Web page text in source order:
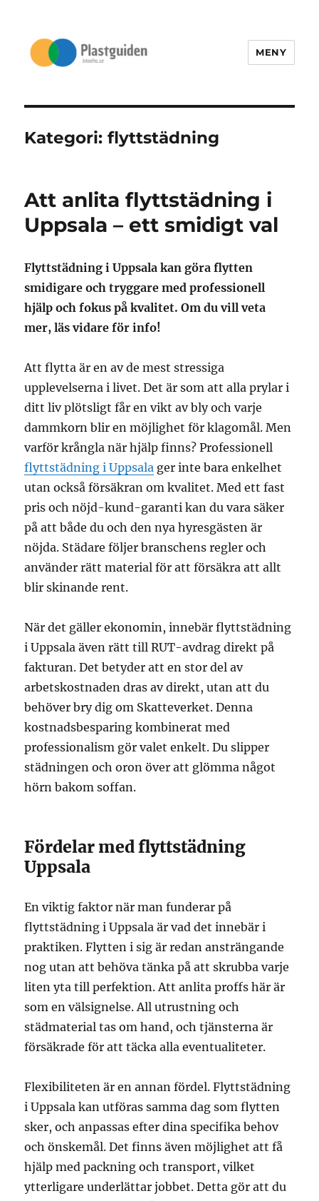
MENY
Kategori:flyttstädning
Att anlita flyttstädning i
Uppsala – ett smidigt val
Flyttstädning i Uppsala kan göra flytten
smidigare och tryggare med professionell
hjälp och fokus på kvalitet. Om du vill veta
mer, läs vidare för info!
Att flytta är en av de mest stressiga
upplevelserna i livet. Det är som att alla prylar i
ditt liv plötsligt får en vikt av bly och varje
dammkorn blir en möjlighet för klagomål. Men
varför krångla när hjälp finns? Professionell
flyttstädning i Uppsala ger inte bara enkelhet
utan också försäkran om kvalitet. Med ett fast
pris och nöjd-kund-garanti kan du vara säker
på att både du och den nya hyresgästen är
nöjda. Städare följer branschens regler och
använder rätt material för att försäkra att allt
blir skinande rent.
När det gäller ekonomin, innebär flyttstädning
i Uppsala även rätt till RUT-avdrag direkt på
fakturan. Det betyder att en stor del av
arbetskostnaden dras av direkt, utan att du
behöver bry dig om Skatteverket. Denna
kostnadsbesparing kombinerat med
professionalism gör valet enkelt. Du slipper
städningen och oron över att glömma något
hörn bakom soffan.
Fördelar med flyttstädning
Uppsala
En viktig faktor när man funderar på
flyttstädning i Uppsala är vad det innebär i
praktiken. Flytten i sig är redan ansträngande
nog utan att behöva tänka på att skrubba varje
liten yta till perfektion. Att anlita proffs här är
som en välsignelse. All utrustning och
städmaterial tas om hand, och tjänsterna är
försäkrade för att täcka alla eventualiteter.
Flexibiliteten är en annan fördel. Flyttstädning
i Uppsala kan utföras samma dag som flytten
sker, och anpassas efter dina specifika behov
och önskemål. Det finns även möjlighet att få
hjälp med packning och transport, vilket
ytterligare underlättar jobbet. Detta gör att du